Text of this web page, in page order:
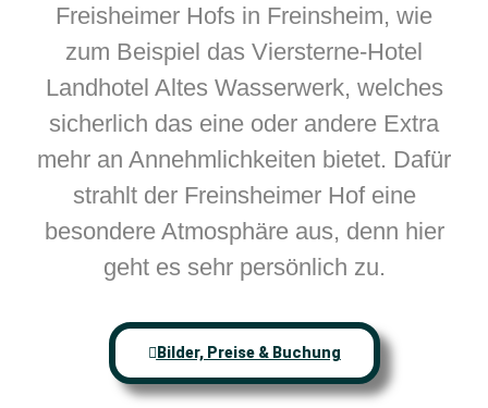
Freisheimer Hofs in Freinsheim, wie
zum Beispiel das Viersterne-Hotel
Landhotel Altes Wasserwerk, welches
sicherlich das eine oder andere Extra
mehr an Annehmlichkeiten bietet. Dafür
strahlt der Freinsheimer Hof eine
besondere Atmosphäre aus, denn hier
geht es sehr persönlich zu.
Bilder, Preise & Buchung